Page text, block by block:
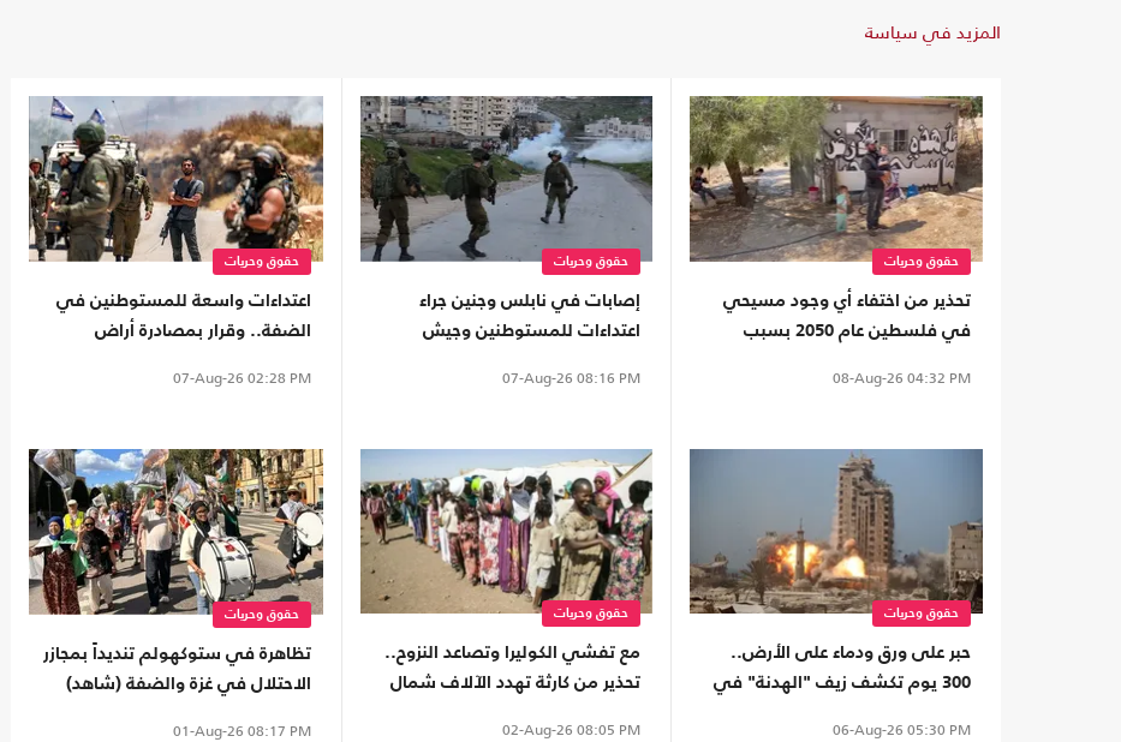
المزيد في سياسة
حقوق وحريات
تحذير من اختفاء أي وجود مسيحي
في فلسطين عام 2050 بسبب
08-Aug-26 04:32 PM
حقوق وحريات
إصابات في نابلس وجنين جراء
اعتداءات للمستوطنين وجيش
07-Aug-26 08:16 PM
حقوق وحريات
اعتداءات واسعة للمستوطنين في
الضفة.. وقرار بمصادرة أراض
07-Aug-26 02:28 PM
حقوق وحريات
حبر على ورق ودماء على الأرض..
300 يوم تكشف زيف "الهدنة" في
06-Aug-26 05:30 PM
حقوق وحريات
مع تفشي الكوليرا وتصاعد النزوح..
تحذير من كارثة تهدد الآلاف شمال
02-Aug-26 08:05 PM
حقوق وحريات
تظاهرة في ستوكهولم تنديداً بمجازر
الاحتلال في غزة والضفة (شاهد)
01-Aug-26 08:17 PM